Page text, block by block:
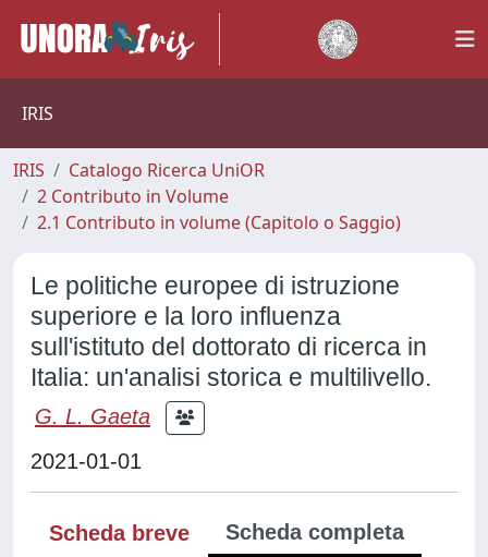
IRIS
IRIS
Catalogo Ricerca UniOR
2 Contributo in Volume
2.1 Contributo in volume (Capitolo o Saggio)
Le politiche europee di istruzione
superiore e la loro influenza
sull'istituto del dottorato di ricerca in
Italia: un'analisi storica e multilivello.
G. L. Gaeta
2021-01-01
Scheda breve
Scheda completa